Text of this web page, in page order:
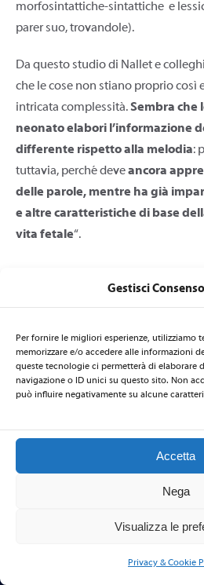
Gestisci
Per fornire le migliori esperienze, utilizziamo
memorizzare e/o accedere alle informazioni
queste tecnologie ci permetterà di elaborare
navigazione o ID unici su questo sito. Non
può influire negativamente su alcune
Accetta
Nega
Visualizza le
Privacy & Cookie
morfosintattiche-sintattiche e
parer suo, trovandole).
Da questo studio di Nallet e
che le cose non stiano proprio così
intricata complessità.Sembra che
neonato elabori l’informazione
differente rispetto alla melodia:
tuttavia, perché deveancora
delle parole, mentre ha già
e altre caratteristiche di base
vita fetale“.
LA SEGRETERIA DI NATI PER LA
Centro per la Salute delle Bambine
Telefono: +39 040 3220447 - Fax: +39